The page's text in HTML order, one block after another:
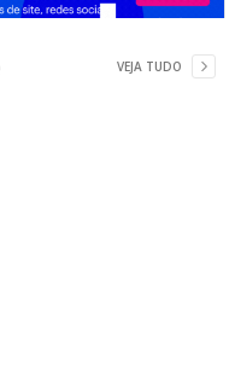
VEJA TUDO